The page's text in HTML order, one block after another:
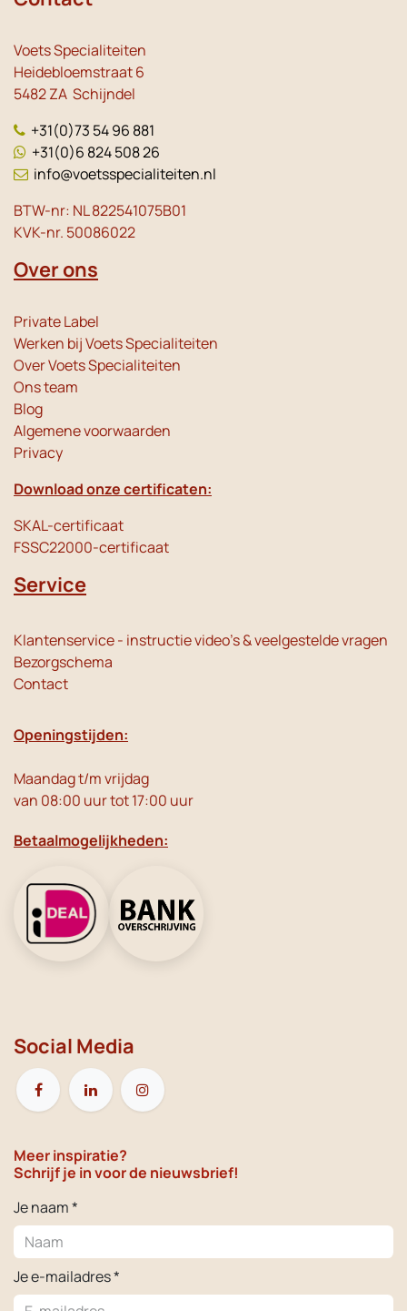
Voets Specialiteiten
Heidebloemstraat 6
5482 ZA Schijndel
+31(0)73 54 96 881
+31(0)6 824 508 26
info@voetsspecialiteiten.nl
BTW-nr: NL 822541075B01
KVK-nr. 50086022
Over ons
Private Label
Werken bij Voets Specialiteiten
Over Voets Specialiteiten
Ons team
Blog
Algemene voorwaarden
Privacy
Download onze certificaten:
SKAL-certificaat
FSSC22000-certificaat
Service
Klantenservice - instructie video's & veelgestelde vragen
Bezorgschema
Contact
Openingstijden:
Maandag t/m vrijdag
van 08:00 uur tot 17:00 uur
Betaalmogelijkheden:
Social Media
Meer inspiratie?
Schrijf je in voor de nieuwsbrief!
Je naam *
Je e-mailadres *